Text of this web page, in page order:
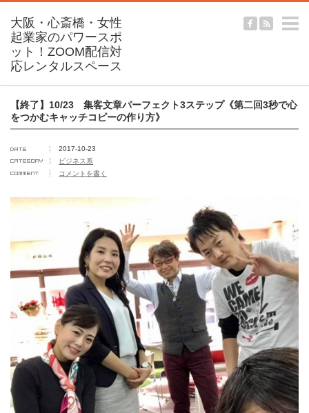
【終了】10/23 集客文章パーフェクト3ステップ《第二回3秒で心
をつかむキャッチコピーの作り方》
2017-10-23
ビジネス系
コメントを書く